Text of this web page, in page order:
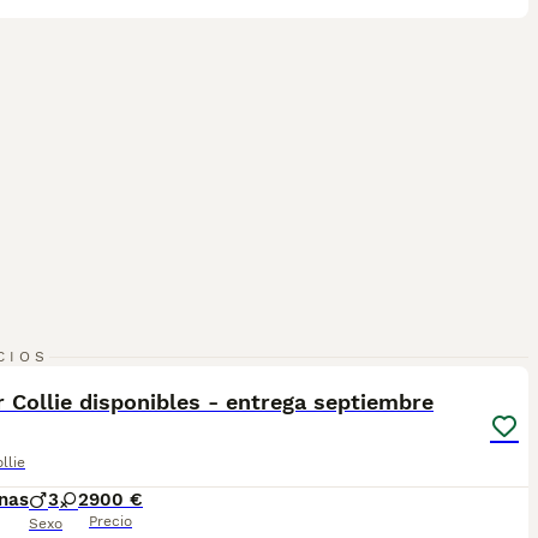
Collie disponibles - entrega septiembre
3 2
Sexo
900 €
Precio